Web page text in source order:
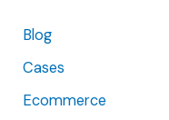
s
a
r
Blog
Cases
Ecommerce